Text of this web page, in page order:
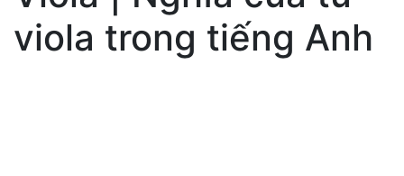
viola trong tiếng Anh